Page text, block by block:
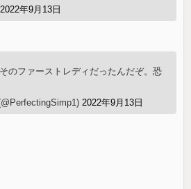
2022年9月13日
のファーストレディだったんだぞ。恐
2022年9月13日